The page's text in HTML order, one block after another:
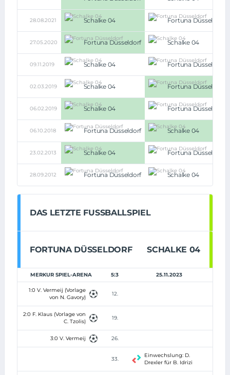
28.08.2021 Schalke 04 Fortuna Düsseldorf
27.05.2020 Fortuna Düsseldorf Schalke 04
09.11.2019 Schalke 04 Fortuna Düsseldorf
02.03.2019 Schalke 04 Fortuna Düsseldorf
06.02.2019 Schalke 04 Fortuna Düsseldorf
06.10.2018 Fortuna Düsseldorf Schalke 04
23.02.2013 Schalke 04 Fortuna Düsseldorf
28.09.2012 Fortuna Düsseldorf Schalke 04
DAS LETZTE FUSSBALLSPIEL
FORTUNA DÜSSELDORF SCHALKE 04
MERKUR SPIEL-ARENA 5:3 25.11.2023
1:0 V. Vermeij (Vorlage
von N. Gavory)
12.
2:0 F. Klaus (Vorlage von
C. Tzolis)
19.
3:0 V. Vermeij 26.
33.
Einwechslung: D.
Drexler für B. Idrizi